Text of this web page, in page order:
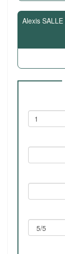
Alexis SALLE